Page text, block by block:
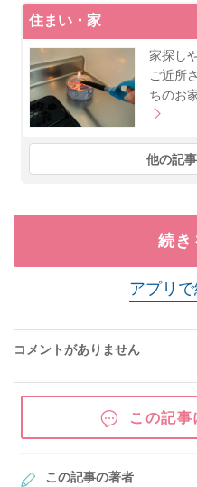
住まい・家
家探し
ご近所
ちのお
他の記
続き
アプリ
コメントがありません
この記事
この記事の著者